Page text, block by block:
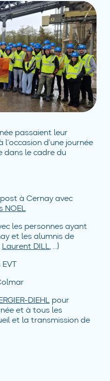
passaient leur
d’une journée
dans le cadre du
à Cernay avec
NOEL
les personnes ayant
et les alumnis de
Laurent DILL, …)
DIEHLpour
et à tous les
et la transmission de